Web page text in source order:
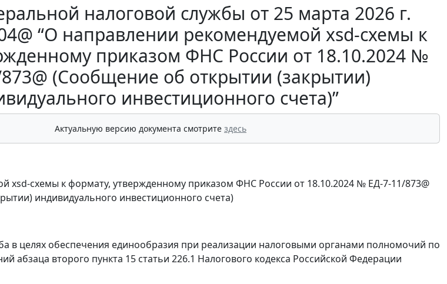
налоговой службы от 25 марта 2026 г.
“О направлении рекомендуемой xsd-схемы к
приказом ФНС России от 18.10.2024 №
(Сообщение об открытии (закрытии)
инвестиционного счета)”
Актуальную версию документа смотрите здесь
xsd-схемы к формату, утвержденному приказом ФНС России от 18.10.2024 № ЕД-7-11/873@
индивидуального инвестиционного счета)
в целях обеспечения единообразия при реализации налоговыми органами полномочий по
абзаца второго пункта 15 статьи 226.1 Налогового кодекса Российской Федерации